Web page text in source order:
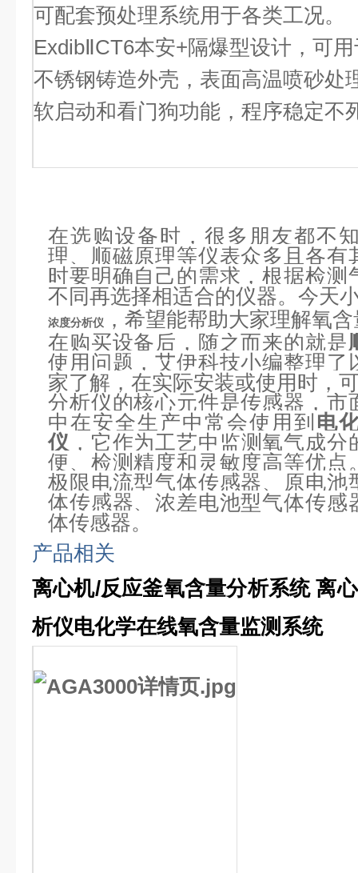
可配套预处理系统用于各类工况。
ExdibⅡCT6本安+隔爆型设计，可
不锈钢铸造外壳，表面高温喷砂处
软启动和看门狗功能，程序稳定不
在选购设备时，很多朋友都不
理、顺磁原理等仪表众多且各有
时要明确自己的需求，根据检测
不同再选择相适合的仪器。今天
浓度分析仪
，希望能帮助大家理解氧
在购买设备后，随之而来的就是
使用问题，艾伊科技小编整理了
家了解，在实际安装或使用时，
分析仪的核心元件是传感器，市
中在安全生产中常会使用到 电
仪 ，它作为工艺中监测氧气成
便、检测精度和灵敏度高等优点
极限电流型气体传感器、原电池
体传感器、浓差电池型气体传感
体传感器。
产品相关
离心机/反应釜氧含量分析系统 离
析仪电化学在线氧含量监测系统